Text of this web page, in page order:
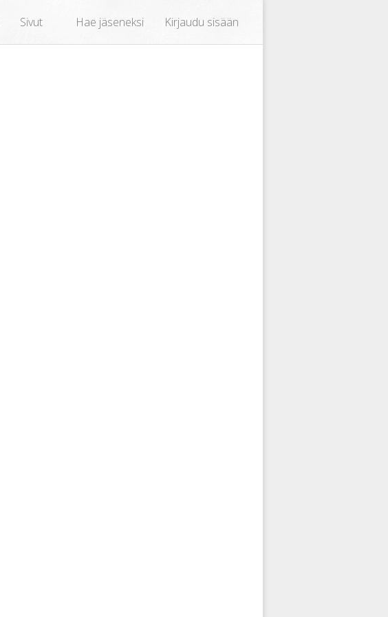
Sivut Hae jäseneksi Kirjaudu sisään